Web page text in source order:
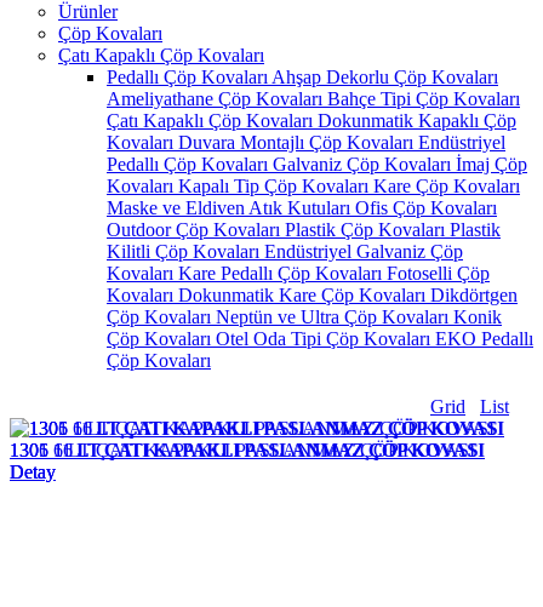
Ürünler
Çöp Kovaları
Çatı Kapaklı Çöp Kovaları
Pedallı Çöp Kovaları Ahşap Dekorlu Çöp Kovaları
Ameliyathane Çöp Kovaları Bahçe Tipi Çöp Kovaları
Çatı Kapaklı Çöp Kovaları Dokunmatik Kapaklı Çöp
Kovaları Duvara Montajlı Çöp Kovaları Endüstriyel
Pedallı Çöp Kovaları Galvaniz Çöp Kovaları İmaj Çöp
Kovaları Kapalı Tip Çöp Kovaları Kare Çöp Kovaları
Maske ve Eldiven Atık Kutuları Ofis Çöp Kovaları
Outdoor Çöp Kovaları Plastik Çöp Kovaları Plastik
Kilitli Çöp Kovaları Endüstriyel Galvaniz Çöp
Kovaları Kare Pedallı Çöp Kovaları Fotoselli Çöp
Kovaları Dokunmatik Kare Çöp Kovaları Dikdörtgen
Çöp Kovaları Neptün ve Ultra Çöp Kovaları Konik
Çöp Kovaları Otel Oda Tipi Çöp Kovaları EKO Pedallı
Çöp Kovaları
Grid List
1301 6 LT ÇATI KAPAKLI PASLANMAZ ÇÖP KOVASI
Detay
1305 11 LT ÇATI KAPAKLI PASLANMAZ ÇÖP KOVASI
Detay
1306 16 LT ÇATI KAPAKLI PASLANMAZ ÇÖP KOVASI
Detay